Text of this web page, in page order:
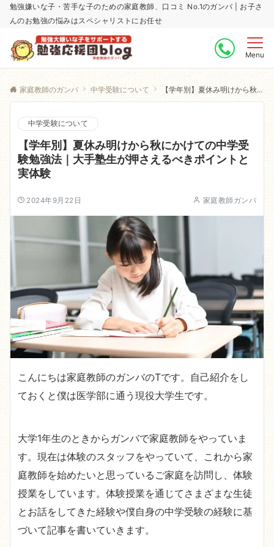
勉強嫌いな子・苦手な子のための家庭教師、口コミ No.1のガンバ | お子さ
んのお勉強の悩みはスペシャリストにお任せ
Menu
家庭教師のガンバ 中学受験について 【学年別】夏休み明けから秋にかけての中学受験勉強法｜大手塾生が押さえるべきポイントと実体験
中学受験について
【学年別】夏休み明けから秋にかけての中学受
験勉強法｜大手塾生が押さえるべきポイントと
実体験
2024年9月22日 家庭教師ガンバ
こんにちは家庭教師のガンバのTです。自己紹介をし
ておくと僕は医学部に通う現役大学生です。
大学1年生のときからガンバで家庭教師をやっていま
す。現在は体験のスタッフをやっていて、これから家
庭教師を始めたいと思っているご家庭を訪問し、体験
授業をしています。体験授業を通じてさまざまな生徒
とお話をしてきた経験や僕自身の中学受験の経験に基
づいて記事を書いていきます。